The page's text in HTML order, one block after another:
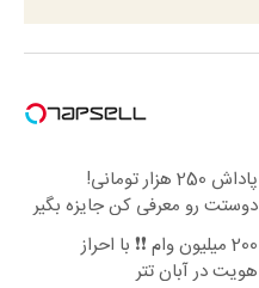
پاداش 250 هزار تومانی!
دوستت رو معرفی کن جایزه بگیر
😍 200 میلیون وام ❗❗ با احراز
هویت در آبان تتر